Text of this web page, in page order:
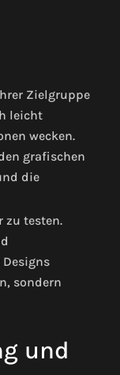
Zielgruppe
leicht
wecken.
grafischen
die
zu testen.
sondern
und